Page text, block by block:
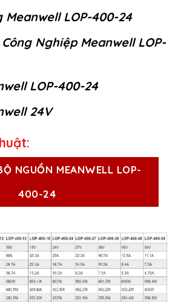
Meanwell LOP-400-24
Nghiệp Meanwell LOP-
LOP-400-24
24V
NGUỒN MEANWELL LOP-
400-24